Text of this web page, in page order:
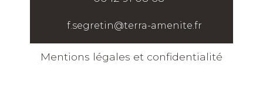
f.segretin@terra-amenite.fr
Mentions légales et confidentialité